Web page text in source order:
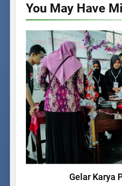
You May Have
KEGIATAN
Gelar Karya